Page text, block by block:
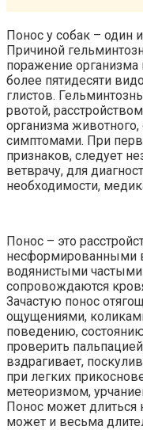
Понос у собак – один
Причиной
поражение организма
более пятидесяти
глистов.
рвотой,
организма животного,
симптомами. При
признаков, следует
ветврачу, для
необходимости,
Понос – это
несформированными
водянистыми
сопровождаются
Зачастую понос
ощущениями,
поведению,
проверить
вздрагивает,
при легких
метеоризмом,
Понос может длиться
может и весьма